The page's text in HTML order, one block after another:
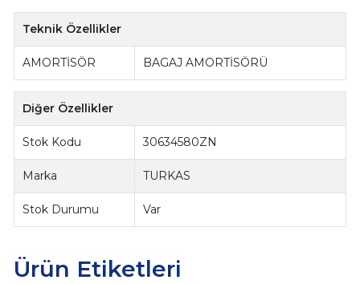
Teknik Özellikler
AMORTİSÖR BAGAJ AMORTİSÖRÜ
Diğer Özellikler
Stok Kodu 30634580ZN
Marka TURKAS
Stok Durumu Var
Ürün Etiketleri